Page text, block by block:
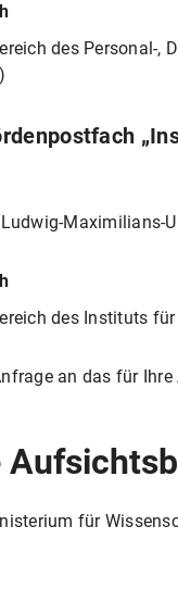
des Personal-,
Maximilians-
des Instituts
an das für
für